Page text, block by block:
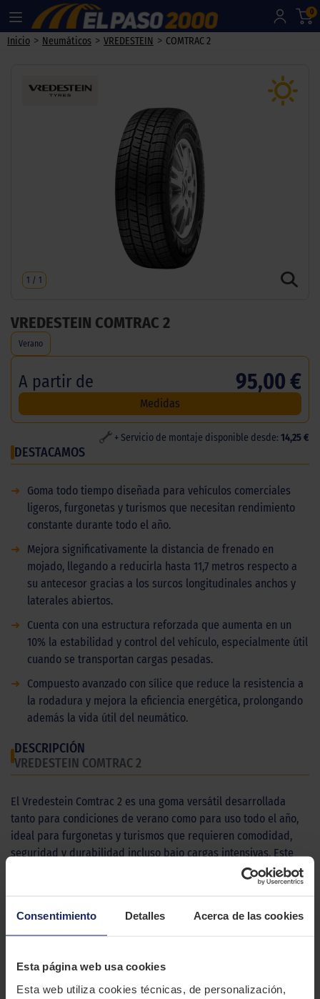
Consentimiento Detalles Acerca de las cookies
Esta página web usa cookies
Esta web utiliza cookies técnicas, de personalización,
0
Inicio > Neumáticos > VREDESTEIN > COMTRAC 2
1 / 1
VREDESTEIN COMTRAC 2
Verano
A partir de 95,00 €
Medidas
+ Servicio de montaje disponible desde: 14,25 €
DESTACAMOS
➜
Goma todo tiempo diseñada para vehículos comerciales
ligeros, furgonetas y turismos que necesitan rendimiento
constante durante todo el año.
➜
Mejora significativamente la distancia de frenado en
mojado, llegando a reducirla hasta 11,7 metros respecto a
su antecesor gracias a los surcos longitudinales anchos y
laterales abiertos.
➜
Cuenta con una estructura reforzada que aumenta en un
10% la estabilidad y control del vehículo, especialmente útil
cuando se transportan cargas pesadas.
➜
Compuesto avanzado con sílice que reduce la resistencia a
la rodadura y mejora la eficiencia energética, prolongando
además la vida útil del neumático.
DESCRIPCIÓN
VREDESTEIN COMTRAC 2
El Vredestein Comtrac 2 es una goma versátil desarrollada
tanto para condiciones de verano como para uso todo el año,
ideal para furgonetas y turismos que requieren comodidad,
seguridad y durabilidad incluso bajo cargas intensivas. Este
modelo destaca por su capacidad para ofrecer un alto nivel de
adherencia en superficies secas y mojadas, permitiendo
predecesor, algo clave en situaciones de emergencia o
conducción exigente. Sus surcos optimizados facilitan una
hidroplanaje y mejorando la estabilidad general del
vehículo.Su banda de rodadura incorpora un compuesto